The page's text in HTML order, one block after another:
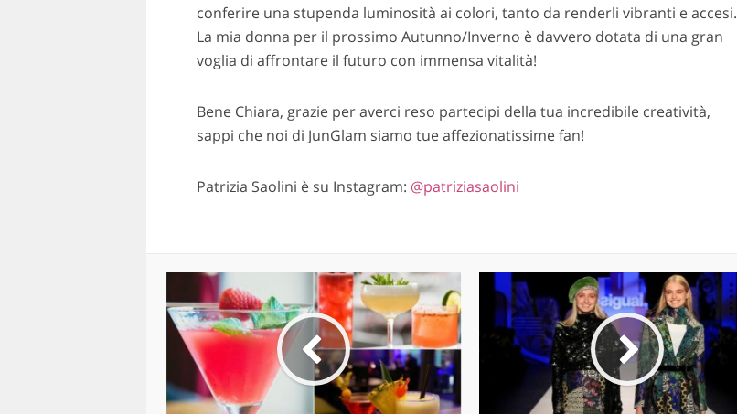
conferire una stupenda luminosità ai colori, tanto da renderli vibranti e accesi.
La mia donna per il prossimo Autunno/Inverno è davvero dotata di una gran
voglia di affrontare il futuro con immensa vitalità!
Bene Chiara, grazie per averci reso partecipi della tua incredibile creatività,
sappi che noi di JunGlam siamo tue affezionatissime fan!
Patrizia Saolini è su Instagram: @patriziasaolini